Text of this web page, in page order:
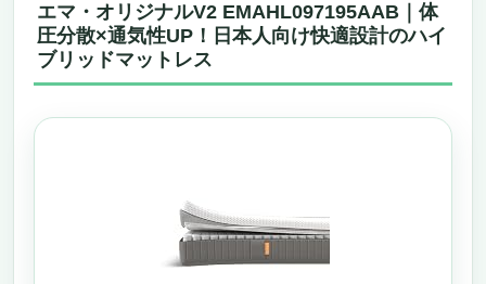
エマ・オリジナルV2 EMAHL097195AAB｜体
圧分散×通気性UP！日本人向け快適設計のハイ
ブリッドマットレス